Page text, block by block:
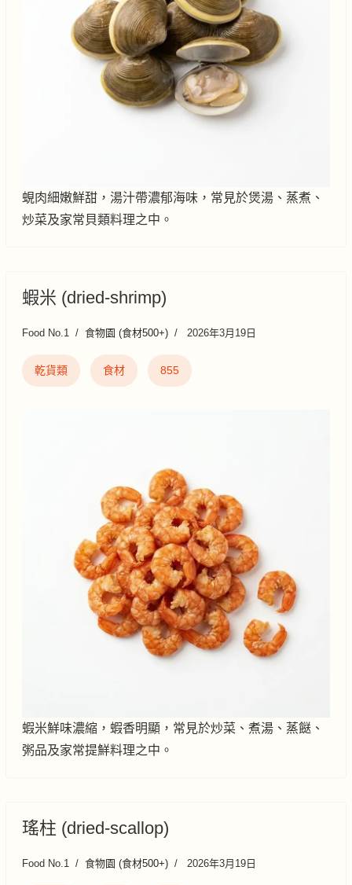
蜆肉細嫩鮮甜，湯汁帶濃郁海味，常見於煲湯、蒸煮、
炒菜及家常貝類料理之中。
蝦米 (dried-shrimp)
Food No.1 食物園 (食材500+) 2026年3月19日
乾貨類 食材 855
蝦米鮮味濃縮，蝦香明顯，常見於炒菜、煮湯、蒸餸、
粥品及家常提鮮料理之中。
瑤柱 (dried-scallop)
Food No.1 食物園 (食材500+) 2026年3月19日